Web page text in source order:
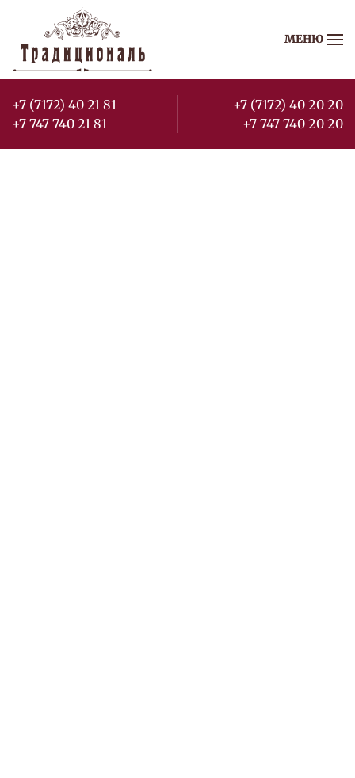
Перейти к содержимому МЕНЮ
+7 (7172) 40 21 81
+7 747 740 21 81
+7 (7172) 40 20 20
+7 747 740 20 20